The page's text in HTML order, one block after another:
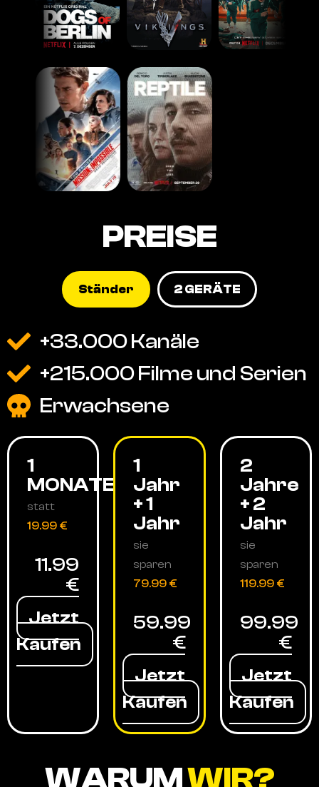
PREISE
Ständer 2 GERÄTE
+33.000 Kanäle
+215.000 Filme und Serien
Erwachsene
1
MONATE
statt
19.99 €
11.99
€
Jetzt
Kaufen
1
Jahr
+ 1
Jahr
sie
sparen
79.99 €
59.99
€
Jetzt
Kaufen
2
Jahre
+ 2
Jahr
sie
sparen
119.99 €
99.99
€
Jetzt
Kaufen
WARUMWIR?